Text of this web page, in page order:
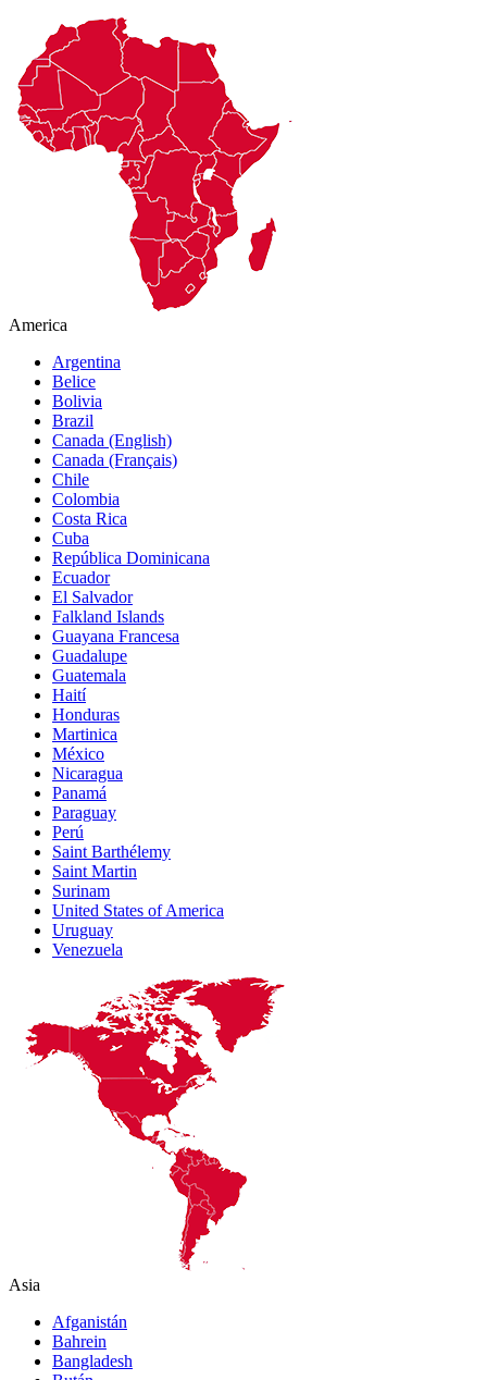
America
Argentina
Belice
Bolivia
Brazil
Canada (English)
Canada (Français)
Chile
Colombia
Costa Rica
Cuba
República Dominicana
Ecuador
El Salvador
Falkland Islands
Guayana Francesa
Guadalupe
Guatemala
Haití
Honduras
Martinica
México
Nicaragua
Panamá
Paraguay
Perú
Saint Barthélemy
Saint Martin
Surinam
United States of America
Uruguay
Venezuela
Asia
Afganistán
Bahrein
Bangladesh